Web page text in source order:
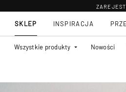
SKLEP
Wszystkie produkty Nowości
INSPIRACJA